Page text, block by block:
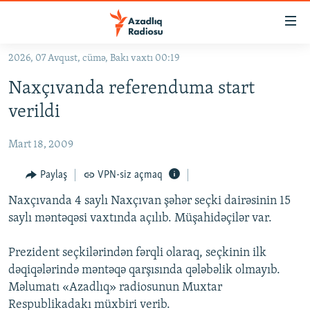
Əsas
qayıt
Əsas
qayıt
#İZAHLA
#ƏSLINDƏ
FƏRQƏ BAX
QANUNI DOĞRU
ARAŞDIRMA
MULTIMEDIA
VIDEO
FOTOQALEREYA
RADIO ARXIV
OXU ZALI
HAQQIMIZDA
2026, 07 Avqust, cümə, Bakı vaxtı 00:19
Naxçıvanda referenduma start
verildi
Mart 18, 2009
Paylaş VPN-siz açmaq
Naxçıvanda 4 saylı Naxçıvan şəhər seçki dairəsinin 15
saylı məntəqəsi vaxtında açılıb. Müşahidəçilər var.
Prezident seçkilərindən fərqli olaraq, seçkinin ilk
dəqiqələrində məntəqə qarşısında qələbəlik olmayıb.
Məlumatı «Azadlıq» radiosunun Muxtar
Respublikadakı müxbiri verib.